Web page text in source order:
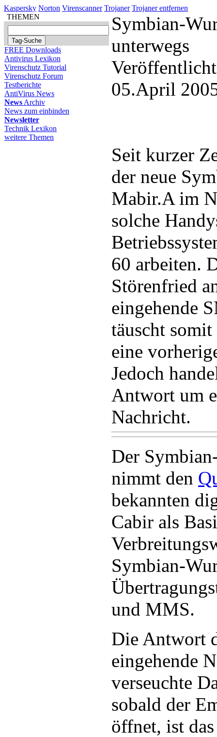
Kaspersky Norton Virenscanner Trojaner Trojaner entfernen
THEMEN
FREE Downloads
Antivirus Lexikon
Virenschutz Tutorial
Virenschutz Forum
Testberichte
AntiVirus News
News Archiv
News zum einbinden
Newsletter
Technik Lexikon
weitere Themen
Symbian-
unterwegs
05.April
Seit kurzer
der neue
Mabir.A im
solche
60 arbeiten.
Störenfried
eingehende
täuscht
eine
Jedoch
Antwort um
Nachricht.
Der
nimmt den
bekannten
Cabir als
Symbian-
und MMS.
Die Antwort
eingehende
verseuchte
sobald der
öffnet, ist